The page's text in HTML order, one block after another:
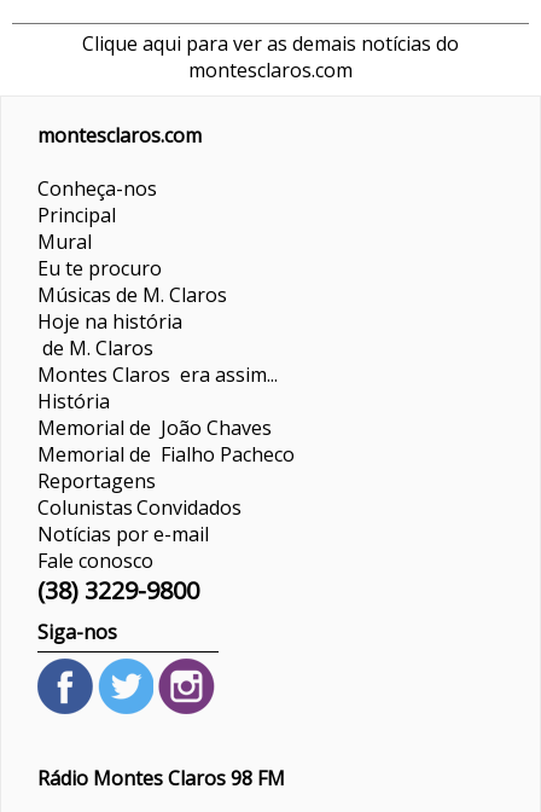
Clique aqui para ver as demais notícias do
montesclaros.com
montesclaros.com
Conheça-nos
Principal
Mural
Eu te procuro
Músicas de M. Claros
Hoje na história
de M. Claros
Montes Claros era assim...
História
Memorial de João Chaves
Memorial de Fialho Pacheco
Reportagens
ColunistasConvidados
Notícias por e-mail
Fale conosco
(38) 3229-9800
Siga-nos
Rádio Montes Claros 98 FM